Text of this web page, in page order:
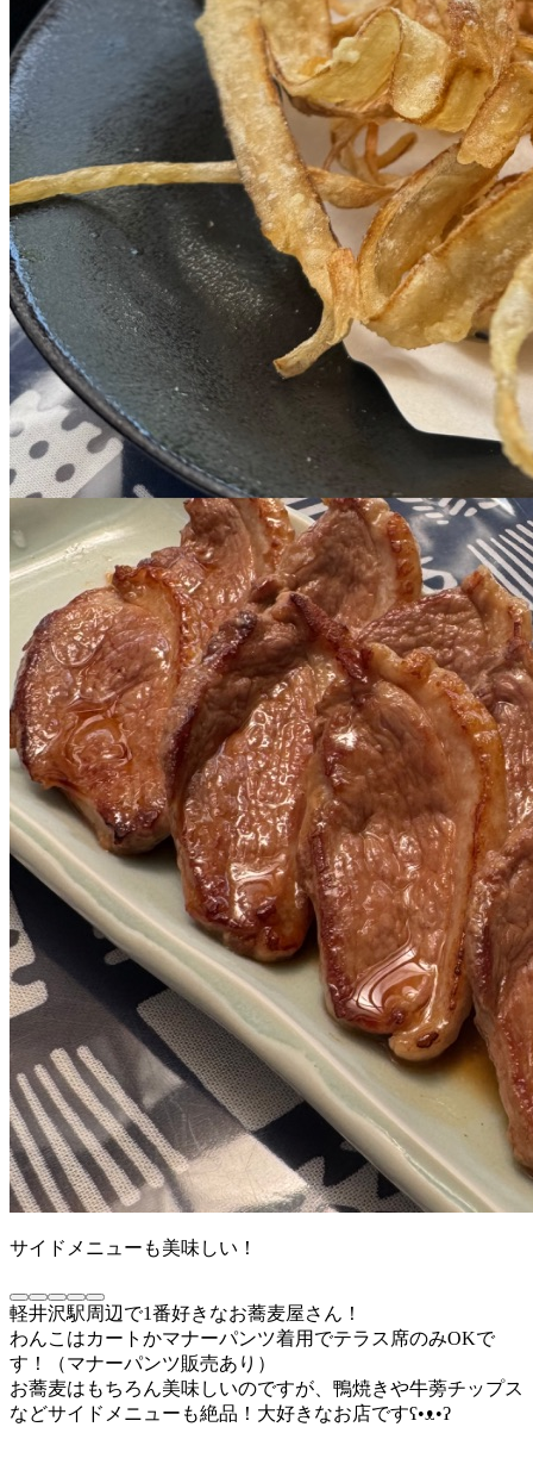
サイドメニューも美味しい！
軽井沢駅周辺で1番好きなお蕎麦屋さん！
わんこはカートかマナーパンツ着用でテラス席のみOKで
す！（マナーパンツ販売あり）
お蕎麦はもちろん美味しいのですが、鴨焼きや牛蒡チップス
などサイドメニューも絶品！大好きなお店ですʕ•ᴥ•ʔ